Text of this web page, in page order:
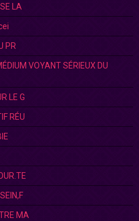
LA
PR
VOYANT SÉRIEUX DU
LE G
RÉU
MA